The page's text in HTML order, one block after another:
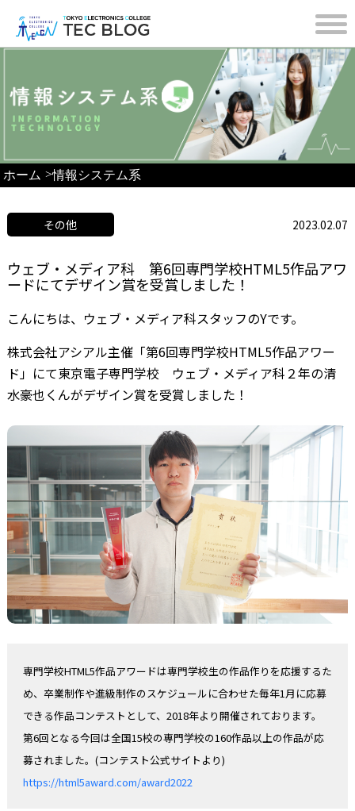
ホーム >情報システム系
その他 2023.02.07
ウェブ・メディア科 第6回専門学校HTML5作品アワ
ードにてデザイン賞を受賞しました！
こんにちは、ウェブ・メディア科スタッフのYです。
株式会社アシアル主催「第6回専門学校HTML5作品アワー
ド」にて東京電子専門学校 ウェブ・メディア科２年の清
水豪也くんがデザイン賞を受賞しました！
専門学校HTML5作品アワードは専門学校生の作品作りを応援するた
め、卒業制作や進級制作のスケジュールに合わせた毎年1月に応募
できる作品コンテストとして、2018年より開催されております。
第6回となる今回は全国15校の専門学校の160作品以上の作品が応
募されました。(コンテスト公式サイトより)
https://html5award.com/award2022